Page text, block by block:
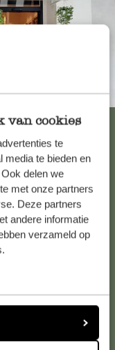
van cookies
te
media te bieden en
delen we
met onze partners
Deze partners
andere informatie
verzameld op
brauchen, wenden
Oder lesen Sie hier